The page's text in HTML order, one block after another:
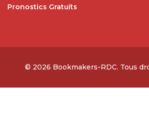
Pronostics Gratuits
© 2026 Bookmakers-RDC. Tous